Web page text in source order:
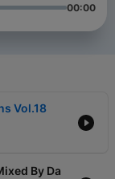
00:00
Vol.18
By Da